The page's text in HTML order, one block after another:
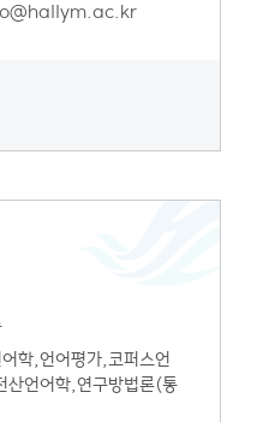
학,언어평가,코퍼스언
산언어학,연구방법론(통